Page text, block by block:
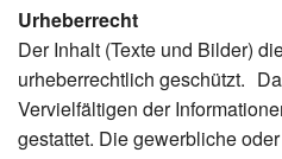
Urheberrecht
Der Inhalt (Texte und Bilder)
urheberrechtlich geschützt.
Vervielfältigen der
gestattet. Die gewerbliche